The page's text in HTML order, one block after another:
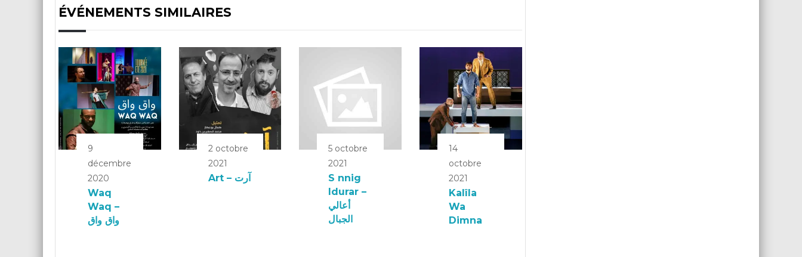
ÉVÉNEMENTS SIMILAIRES
9
décembre
2020
Waq
Waq –
واق واق
2 octobre
2021
Art – آرت
5 octobre
2021
S nnig
Idurar –
أعالي
الجبال
14
octobre
2021
Kalîla
Wa
Dimna